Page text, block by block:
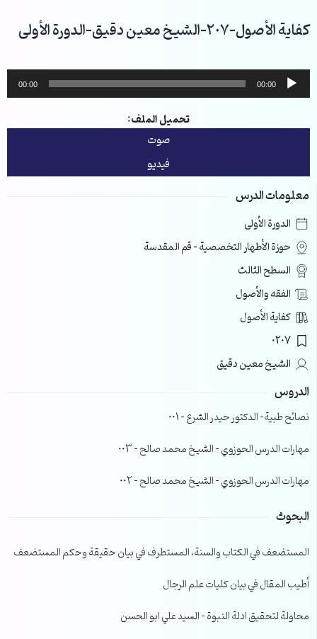
إلى
المحتوى
كفاية الأصول-207-الشيخ معين دقيق-الدورة الأولى
مشغل
الصوت
00:00
00:00
تحميل الملف:
صوت
فيديو
معلومات الدرس
الدورة الأولى
حوزة الأطهار التخصصية – قم المقدسة
السطح الثالث
الفقه والأصول
كفاية الأصول
0207
الشيخ معين دقيق
الدروس
نصائح طبية- الدكتور حيدر الشرع – 001
مهارات الدرس الحوزوي – الشيخ محمد صالح – 003
مهارات الدرس الحوزوي – الشيخ محمد صالح – 002
البحوث
المستضعف في الكتاب والسنة، المستطرف في بيان حقيقة وحكم المستضعف
أطيب المقال في بيان كليات علم الرجال
محاولة لتحقيق ادلة النبوة – السيد علي ابو الحسن